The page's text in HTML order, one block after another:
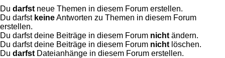
Du darfst neue Themen in diesem Forum erstellen.
Du darfst keineAntworten zu Themen in diesem Forum
erstellen.
Du darfst deine Beiträge in diesem Forum nicht ändern.
Du darfst deine Beiträge in diesem Forum nicht löschen.
Du darfst Dateianhänge in diesem Forum erstellen.